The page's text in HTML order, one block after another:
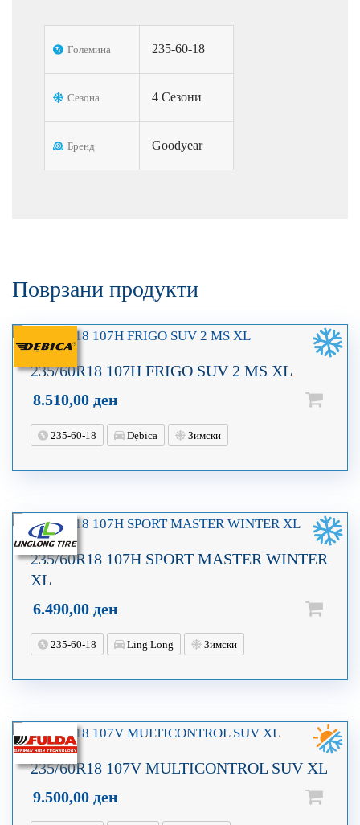
Големина 235-60-18
Сезона 4 Сезони
Бренд Goodyear
Поврзани продукти
235/60R18 107H FRIGO SUV 2 MS XL
8.510,00 ден
235-60-18 Dębica Зимски
235/60R18 107H SPORT MASTER WINTER
XL
6.490,00 ден
235-60-18 Ling Long Зимски
235/60R18 107V MULTICONTROL SUV XL
9.500,00 ден